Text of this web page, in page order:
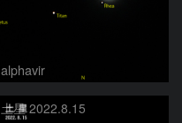
alphavir
土星 2022.8.15